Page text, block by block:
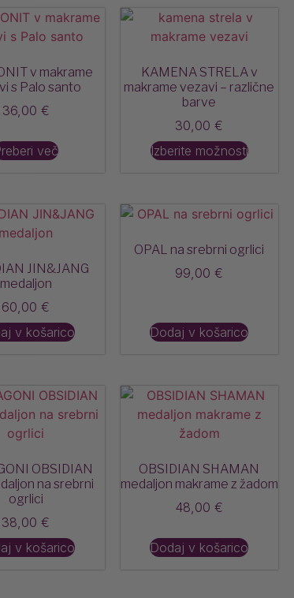
v makrame
s Palo santo
36,00 €
več
KAMENA STRELA v
makrame vezavi – različne
barve
30,00€
Izberite možnosti
JIN&JANG
medaljon
60,00€
v košarico
OPAL na srebrni ogrlici
99,00€
Dodaj v košarico
OBSIDIAN
na srebrni
ogrlici
38,00€
v košarico
OBSIDIAN SHAMAN
medaljon makrame z žadom
48,00€
Dodaj v košarico